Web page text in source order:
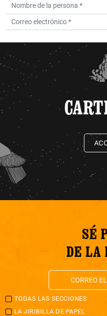
SÉ
DE LA
TODAS LAS SECCIONES
LA JIRIBILLA DE PAPEL